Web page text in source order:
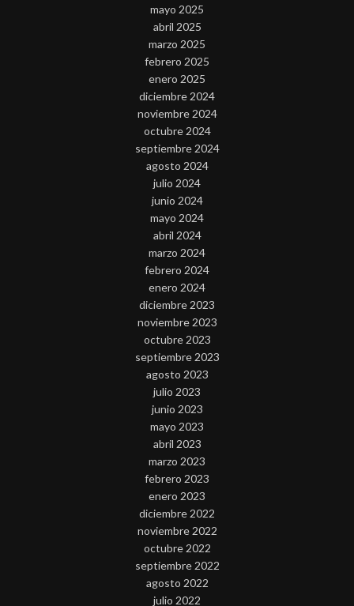
mayo 2025
abril 2025
marzo 2025
febrero 2025
enero 2025
diciembre 2024
noviembre 2024
octubre 2024
septiembre 2024
agosto 2024
julio 2024
junio 2024
mayo 2024
abril 2024
marzo 2024
febrero 2024
enero 2024
diciembre 2023
noviembre 2023
octubre 2023
septiembre 2023
agosto 2023
julio 2023
junio 2023
mayo 2023
abril 2023
marzo 2023
febrero 2023
enero 2023
diciembre 2022
noviembre 2022
octubre 2022
septiembre 2022
agosto 2022
julio 2022